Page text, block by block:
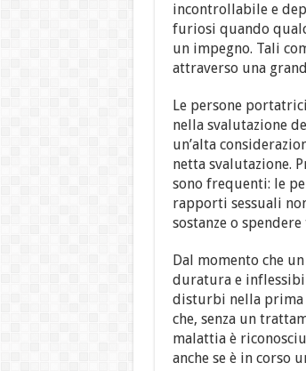
incontrollabile e
furiosi quando
un impegno. Tali
attraverso una
Le persone
nella svalutazione
un’alta
netta svalutazione.
sono frequenti: le
rapporti sessuali
sostanze o
Dal momento che
duratura e
disturbi nella prima
che, senza un
malattia è
anche se è in